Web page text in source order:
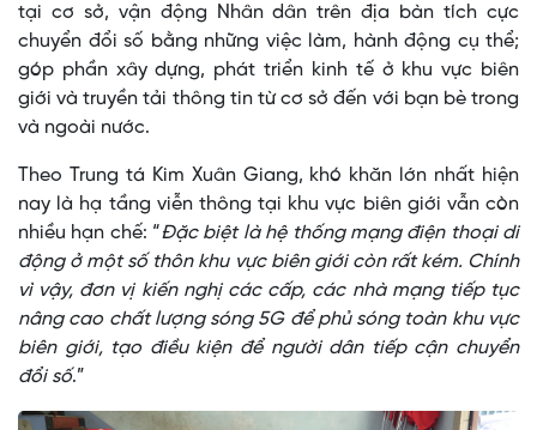
tại cơ sở, vận động Nhân dân trên địa bàn tích cực
chuyển đổi số bằng những việc làm, hành động cụ thể;
góp phần xây dựng, phát triển kinh tế ở khu vực biên
giới và truyền tải thông tin từ cơ sở đến với bạn bè trong
và ngoài nước.
Theo Trung tá Kim Xuân Giang, khó khăn lớn nhất hiện
nay là hạ tầng viễn thông tại khu vực biên giới vẫn còn
nhiều hạn chế: “Đặc biệt là hệ thống mạng điện thoại di
động ở một số thôn khu vực biên giới còn rất kém. Chính
vì vậy, đơn vị kiến nghị các cấp, các nhà mạng tiếp tục
nâng cao chất lượng sóng 5G để phủ sóng toàn khu vực
biên giới, tạo điều kiện để người dân tiếp cận chuyển
đổi số.”